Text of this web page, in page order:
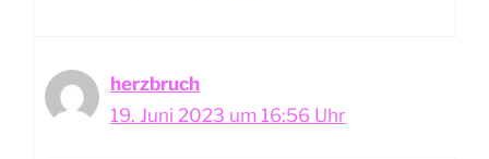
herzbruch
19. Juni 2023 um 16:56 Uhr